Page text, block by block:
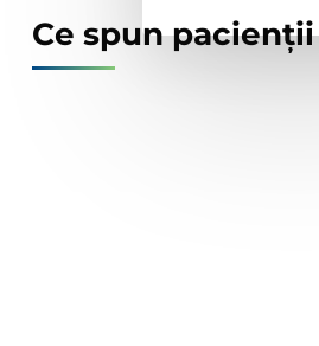
Ce spun pacienții